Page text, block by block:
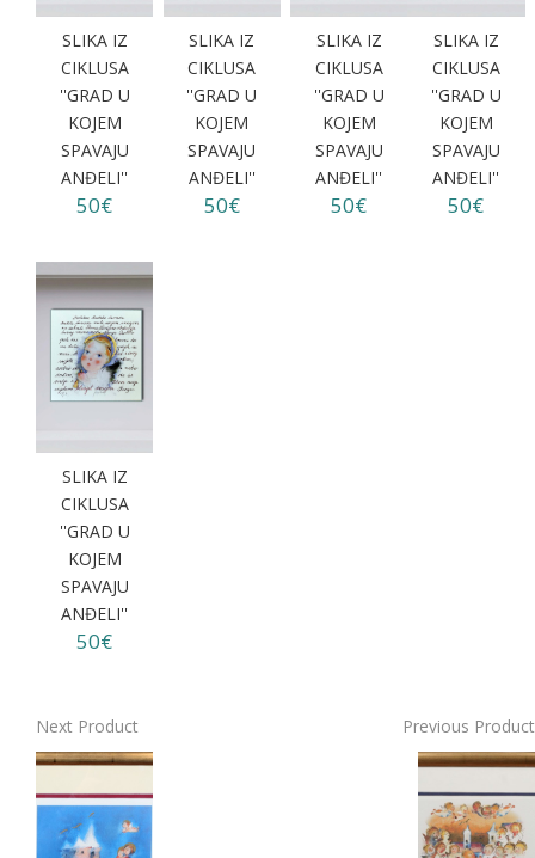
SLIKA IZ
CIKLUSA
''GRAD U
KOJEM
SPAVAJU
ANĐELI''
50€
SLIKA IZ
CIKLUSA
''GRAD U
KOJEM
SPAVAJU
ANĐELI''
50€
SLIKA IZ
CIKLUSA
''GRAD U
KOJEM
SPAVAJU
ANĐELI''
50€
SLIKA IZ
CIKLUSA
''GRAD U
KOJEM
SPAVAJU
ANĐELI''
50€
SLIKA IZ
CIKLUSA
''GRAD U
KOJEM
SPAVAJU
ANĐELI''
50€
Next Product Previous Product